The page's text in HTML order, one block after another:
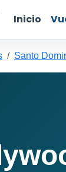
Inicio
Santo